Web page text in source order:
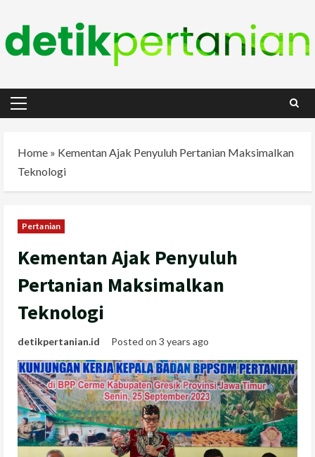
content
Primary
Home » Kementan Ajak Penyuluh Pertanian Maksimalkan
Teknologi
Pertanian
Kementan Ajak Penyuluh
Pertanian Maksimalkan
Teknologi
detikpertanian.id Posted on 3 years ago